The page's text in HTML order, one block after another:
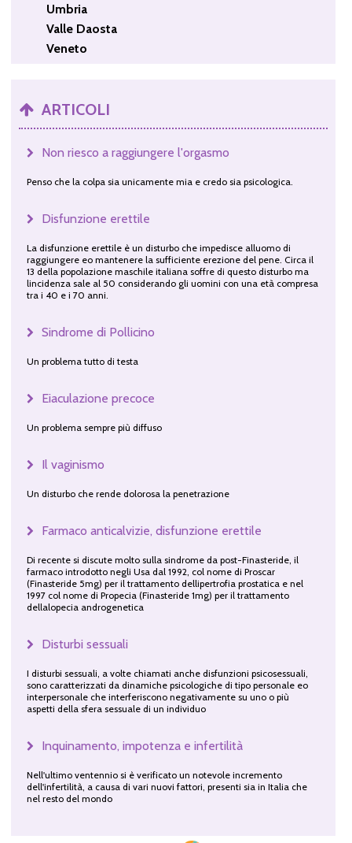
Umbria
Valle Daosta
Veneto
ARTICOLI
Non riesco a raggiungere l'orgasmo
Penso che la colpa sia unicamente mia e credo sia psicologica.
Disfunzione erettile
La disfunzione erettile è un disturbo che impedisce alluomo di
raggiungere eo mantenere la sufficiente erezione del pene. Circa il
13 della popolazione maschile italiana soffre di questo disturbo ma
lincidenza sale al 50 considerando gli uomini con una età compresa
tra i 40 e i 70 anni.
Sindrome di Pollicino
Un problema tutto di testa
Eiaculazione precoce
Un problema sempre più diffuso
Il vaginismo
Un disturbo che rende dolorosa la penetrazione
Farmaco anticalvizie, disfunzione erettile
Di recente si discute molto sulla sindrome da post-Finasteride, il
farmaco introdotto negli Usa dal 1992, col nome di Proscar
(Finasteride 5mg) per il trattamento dellipertrofia prostatica e nel
1997 col nome di Propecia (Finasteride 1mg) per il trattamento
dellalopecia androgenetica
Disturbi sessuali
I disturbi sessuali, a volte chiamati anche disfunzioni psicosessuali,
sono caratterizzati da dinamiche psicologiche di tipo personale eo
interpersonale che interferiscono negativamente su uno o più
aspetti della sfera sessuale di un individuo
Inquinamento, impotenza e infertilità
Nell'ultimo ventennio si è verificato un notevole incremento
dell'infertilità, a causa di vari nuovi fattori, presenti sia in Italia che
nel resto del mondo